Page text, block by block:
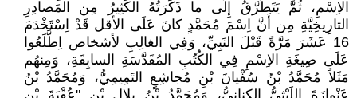
الاِسْمِ، ثُمَّ يَتَطَرَّقُ إِلَى ما ذَكَرَتُهُ الكَثِيرُ مِن المَصادِرِ
التارِيخِيَّةِ مِن أَنَّ اِسْمَ مُحَمَّدٍ كانَ عَلَى الأقل قَدْ اِسْتَخْدَمَ
16 عَشَرَ مَرَّةً قَبْلَ النَبِيِّ، وَفِي الغالِبِ لأشخاص اِطَّلَعُوا
عَلَى صِيغَةِ الاِسْمِ فِي الكُتُبِ المُقَدَّسَةِ السابِقَةِ، وَمِنهُم
مَثَلاً مُحَمَّدُ بْنُ سُفْيانَ بْنِ مُجاشِعٍ التَمِيمِيُّ، وَمُحَمَّدُ بْنُ